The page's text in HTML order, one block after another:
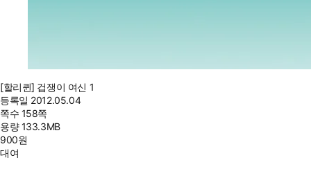
[할리퀸] 겁쟁이 여신 1
등록일 2012.05.04
쪽수 158쪽
용량133.3MB
900원
대여